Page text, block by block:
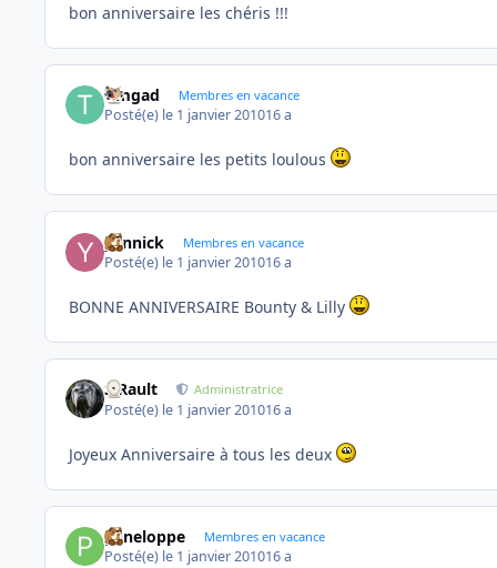
bon anniversaire les chéris !!!
timgad Membres en vacance
Posté(e) le 1 janvier 201016 a
bon anniversaire les petits loulous
yannick Membres en vacance
Posté(e) le 1 janvier 201016 a
BONNE ANNIVERSAIRE Bounty & Lilly
S.Rault Administratrice
Posté(e) le 1 janvier 201016 a
Joyeux Anniversaire à tous les deux
peneloppe Membres en vacance
Posté(e) le 1 janvier 201016 a